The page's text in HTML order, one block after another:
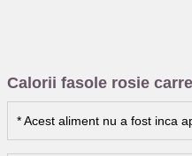
Calorii fasole rosie
* Acest aliment nu a fost inca